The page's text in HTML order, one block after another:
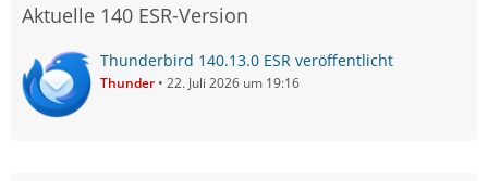
Aktuelle 140 ESR-Version
Thunderbird 140.13.0 ESR veröffentlicht
Thunder 22. Juli 2026 um 19:16